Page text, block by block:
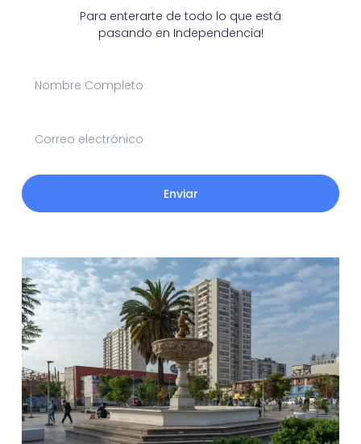
Para enterarte de todo lo que está
pasando en Independencia!
Enviar